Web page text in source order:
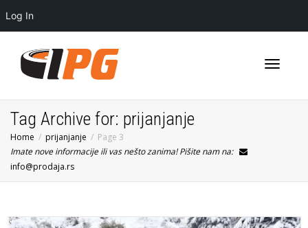
Log In
Tag Archive for: prijanjanje
Home prijanjanje
Page 3
Imate nove informacije ili vas nešto zanima! Pišite nam na:
info@prodaja.rs